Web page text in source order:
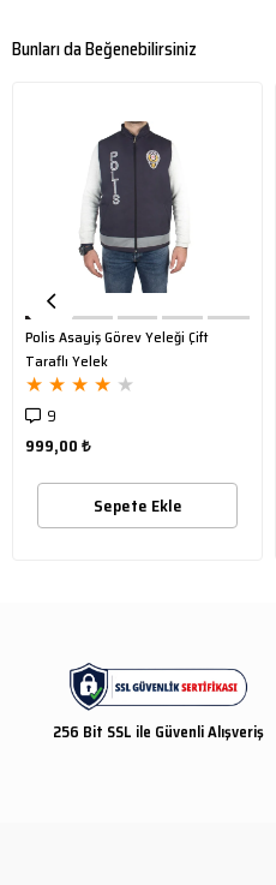
Bunları da Beğenebilirsiniz
Polis Asayiş Görev Yeleği Çift
Taraflı Yelek
★ ★ ★ ★ ★
9
999,00 ₺
Sepete Ekle
256 Bit SSL ile Güvenli Alışveriş